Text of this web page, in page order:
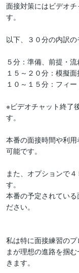
面接対策にはビデオ
す。
以下、３０分の内訳の
５分：準備、前提・
１５～２０分：模擬面
１０～１５分：フィ
※ビデオチャット終了
す。
本番の面接時間や利
可能です。
また、オプションで
す。
本番の予定されてい
ださい。
私は特に面接練習の
まが理想の進路を掴
きます。